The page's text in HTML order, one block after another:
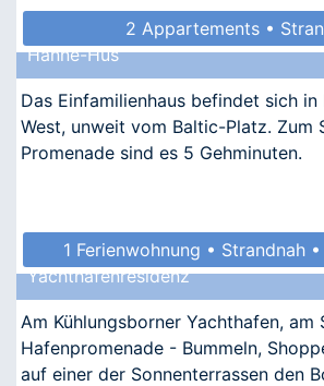
2 Appartements •
Hanne-Hus
Das Einfamilienhaus befindet sich in
West, unweit vom Baltic-Platz. Zum
Promenade sind es 5 Gehminuten.
1 Ferienwohnung • Strandnah
• Allergikergeeignet
Yachthafenresidenz
Am Kühlungsborner Yachthafen,
Hafenpromenade - Bummeln,
auf einer der Sonnenterrassen den